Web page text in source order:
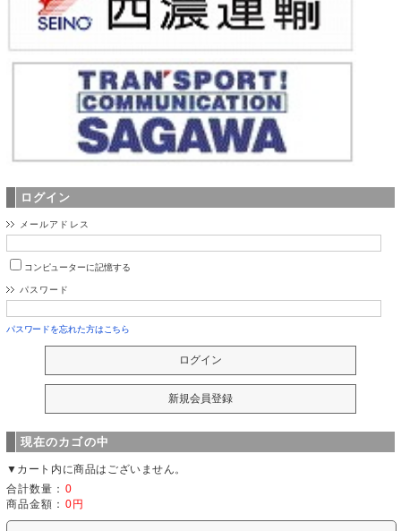
ログイン
メールアドレス
コンピューターに記憶する
パスワード
パスワードを忘れた方はこちら
現在のカゴの中
▼カート内に商品はございません。
合計数量： 0
商品金額： 0円